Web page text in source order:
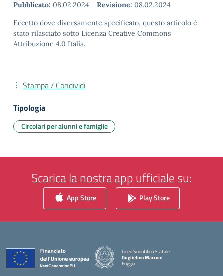
Pubblicato: 08.02.2024 - Revisione: 08.02.2024
Eccetto dove diversamente specificato, questo articolo è
stato rilasciato sotto Licenza Creative Commons
Attribuzione 4.0 Italia.
Stampa / Condividi
Tipologia
Circolari per alunni e famiglie
Scarica la nostra app ufficiale su:
App Store Play Store
Liceo Scientifico Statale
Guglielmo Marconi
Foggia
— Visita la pagina iniziale della scuola